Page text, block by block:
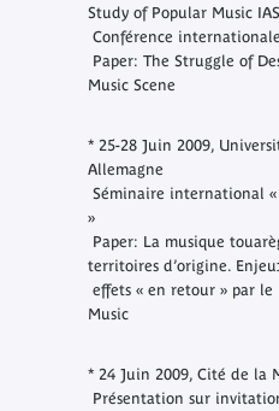
Study of Popular Music
Conférence
Paper: The Struggle of
Music Scene
* 25-28 Juin 2009,
Allemagne
Séminaire international «
»
Paper: La musique
territoires d’origine.
effets « en retour » par le
Music
* 24 Juin 2009, Cité de la
Présentation sur